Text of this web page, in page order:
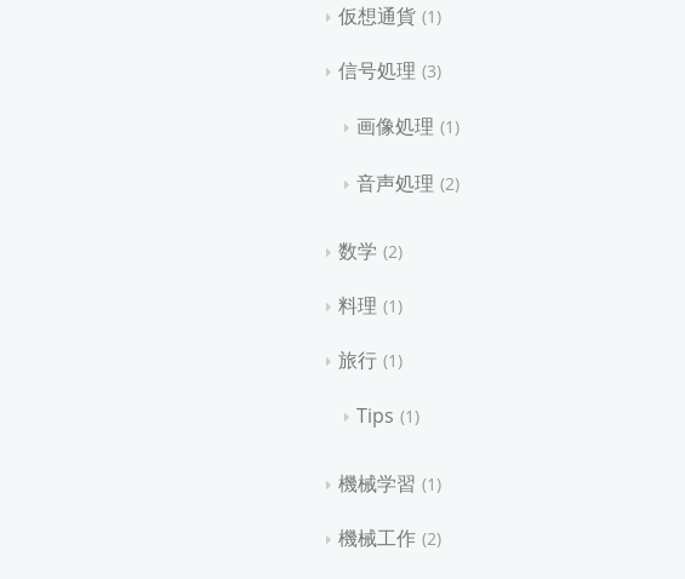
仮想通貨 1
信号処理 3
画像処理 1
音声処理 2
数学 2
料理 1
旅行 1
Tips 1
機械学習 1
機械工作 2